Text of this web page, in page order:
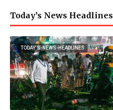
Today’s News Headlines
TODAY’S-NEWS-HEADLINES